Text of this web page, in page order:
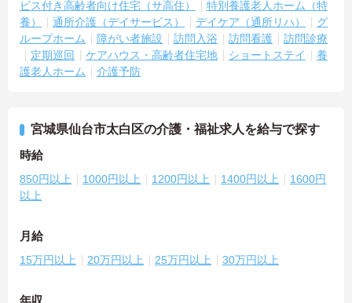
ビス付き高齢者向け住宅（サ高住）
特別養護老人ホーム（特
養）
通所介護（デイサービス） デイケア（通所リハ）
グ
ループホーム
障がい者施設 訪問入浴 訪問看護
訪問診療
定期巡回
ケアハウス・高齢者住宅地 ショートステイ
養
護老人ホーム
介護予防
宮城県仙台市太白区の介護・福祉求人を給与で探す
時給
850円以上 1000円以上 1200円以上 1400円以上
1600円
以上
月給
15万円以上 20万円以上 25万円以上 30万円以上